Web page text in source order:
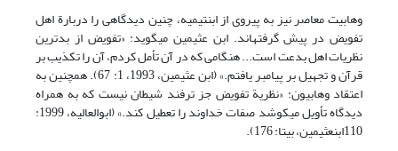
وهابیت معاصر نیز به پیروی از ابن‏تیمیه، چنین دیدگاهی را دربارة اهل
تفویض در پیش گرفته‏اند. ابن عثیمین می‏گوید: «تفویض از بدترین
نظریات اهل بدعت است... هنگامی که در آن تأمل کردم، آن را تکذیب بر
قرآن و تجهیل بر پیامبر یافتم.» (ابن عثیمین، 1993، 1: 67). همچنین به
اعتقاد وهابیون: «نظریة تفویض جز ترفند شیطان نیست که به همراه
دیدگاه تأویل می‏کوشد صفات خداوند را تعطیل کند.» (ابوالعالیه، 1999:
110ابن‏عثیمین، بی‏تا: 176).